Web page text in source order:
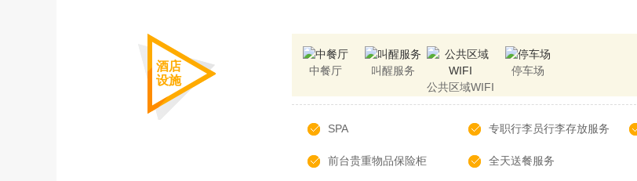
酒店
设施
中餐厅
叫醒服务
公共区域WIFI
停车场
SPA 专职行李员行李存放服务
前台贵重物品保险柜 全天送餐服务